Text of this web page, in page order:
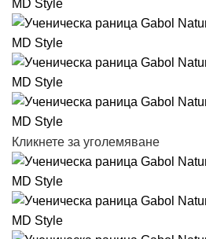
Кликнете за уголемяване